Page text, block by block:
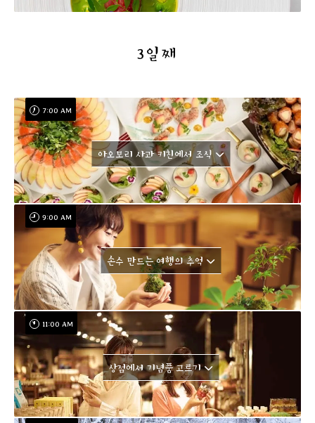
3일째
아오모리 사과 키친에서 조식
7:00 AM
손수 만드는 여행의 추억
9:00 AM
상점에서 기념품 고르기
11:00 AM